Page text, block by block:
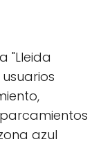
"Lleida
azul